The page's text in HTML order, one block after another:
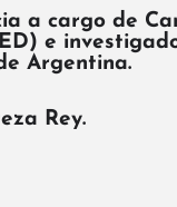
a cargo de
e
Argentina.
Rey.